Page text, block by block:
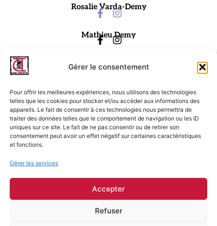
Gérer le consentement
Pour offrir les meilleures expériences, nous utilisons des technologies
telles que les cookies pour stocker et/ou accéder aux informations des
appareils. Le fait de consentir à ces technologies nous permettra de
traiter des données telles que le comportement de navigation ou les ID
uniques sur ce site. Le fait de ne pas consentir ou de retirer son
consentement peut avoir un effet négatif sur certaines caractéristiques
et fonctions.
Gérer les services
Accepter
Refuser
Rosalie Varda-Demy
Mathieu Demy
Ciné-Tamaris
88 rue Daguerre,